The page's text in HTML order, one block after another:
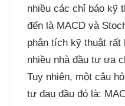
nhiều các chỉ báo kỹ
đến là MACD và
phân tích kỹ thuật rất
nhiều nhà đầu tư ưa
Tuy nhiên, một câu
tư đau đầu đó là: